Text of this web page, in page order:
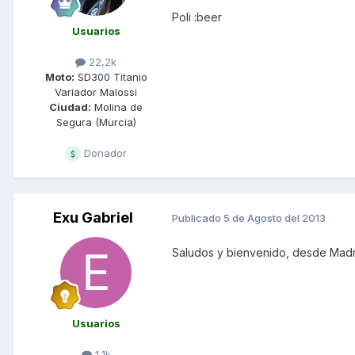
Usuarios
22,2k
Moto: SD300 Titanio
Variador Malossi
Ciudad: Molina de
Segura (Murcia)
Donador
Poli :beer
Exu Gabriel
Usuarios
Publicado 5 de Agosto del 2013
Saludos y bienvenido, desde